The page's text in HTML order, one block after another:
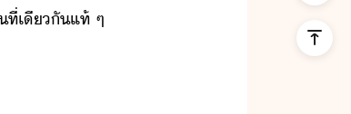
ที่​เีั​แท้​ ​ๆ​